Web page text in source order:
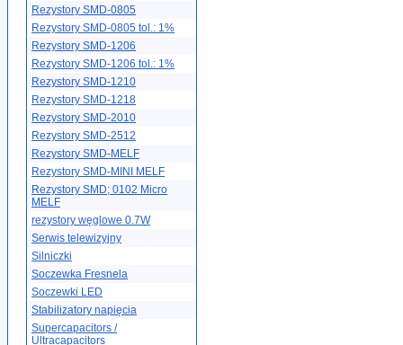
Rezystory SMD-0805
Rezystory SMD-0805 tol.: 1%
Rezystory SMD-1206
Rezystory SMD-1206 tol.: 1%
Rezystory SMD-1210
Rezystory SMD-1218
Rezystory SMD-2010
Rezystory SMD-2512
Rezystory SMD-MELF
Rezystory SMD-MINI MELF
Rezystory SMD; 0102 Micro
MELF
rezystory węglowe 0.7W
Serwis telewizyjny
Silniczki
Soczewka Fresnela
Soczewki LED
Stabilizatory napięcia
Supercapacitors /
Ultracapacitors